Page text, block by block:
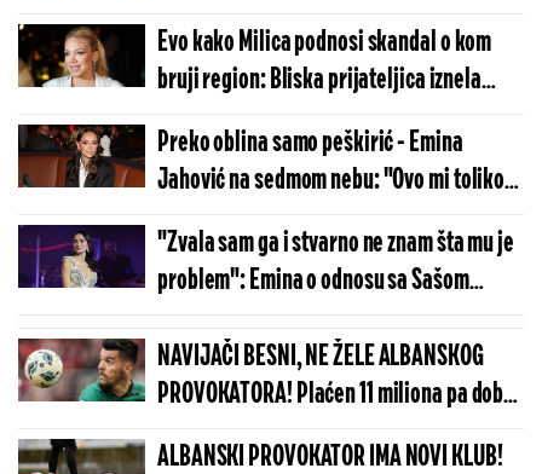
šokirala sve
Evo kako Milica podnosi skandal o kom
bruji region: Bliska prijateljica iznela
detalje
Preko oblina samo peškirić - Emina
Jahović na sedmom nebu: "Ovo mi toliko
prija" (FOTO)
"Zvala sam ga i stvarno ne znam šta mu je
problem": Emina o odnosu sa Sašom
Kovačevićem
NAVIJAČI BESNI, NE ŽELE ALBANSKOG
PROVOKATORA! Plaćen 11 miliona pa dobio
brutalnu poruku
ALBANSKI PROVOKATOR IMA NOVI KLUB!